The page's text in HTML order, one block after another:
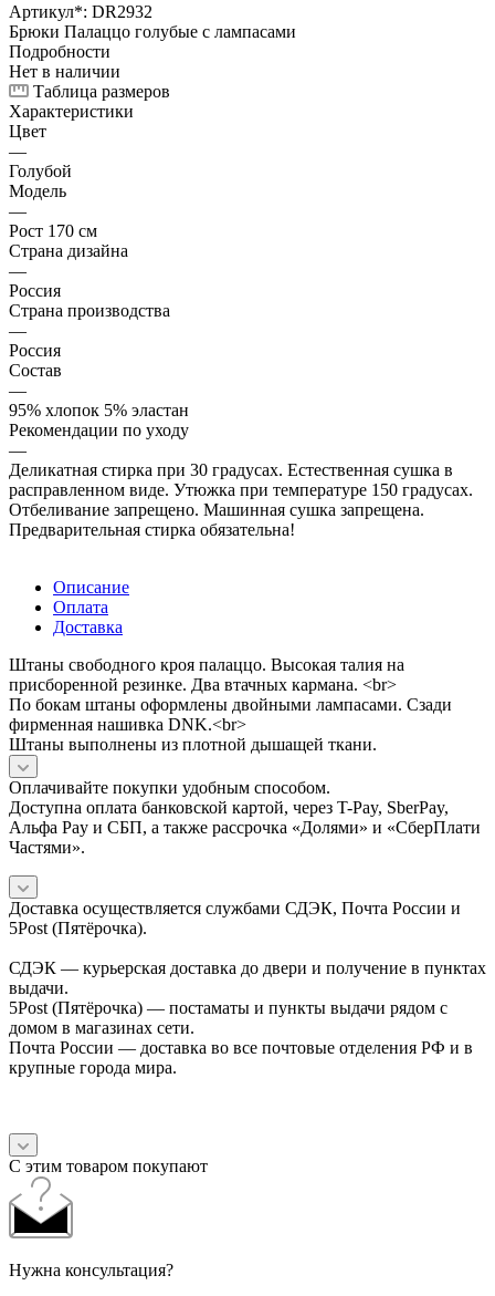
Артикул*: DR2932
Брюки Палаццо голубые с лампасами
Подробности
Нет в наличии
Таблица размеров
Характеристики
Цвет
—
Голубой
Модель
—
Рост 170 см
Страна дизайна
—
Россия
Страна производства
—
Россия
Состав
—
95% хлопок 5% эластан
Рекомендации по уходу
—
Деликатная стирка при 30 градусах. Естественная сушка в
расправленном виде. Утюжка при температуре 150 градусах.
Отбеливание запрещено. Машинная сушка запрещена.
Предварительная стирка обязательна!
Описание
Оплата
Доставка
Штаны свободного кроя палаццо. Высокая талия на
присборенной резинке. Два втачных кармана. <br>
По бокам штаны оформлены двойными лампасами. Сзади
фирменная нашивка DNK.<br>
Штаны выполнены из плотной дышащей ткани.
Оплачивайте покупки удобным способом.
Доступна оплата банковской картой, через T-Pay, SberPay,
Альфа Pay и СБП, а также рассрочка «Долями» и «СберПлати
Частями».
Доставка осуществляется службами СДЭК, Почта России и
5Post (Пятёрочка).
СДЭК — курьерская доставка до двери и получение в пунктах
выдачи.
5Post (Пятёрочка) — постаматы и пункты выдачи рядом с
домом в магазинах сети.
Почта России — доставка во все почтовые отделения РФ и в
крупные города мира.
С этим товаром покупают
Нужна консультация?